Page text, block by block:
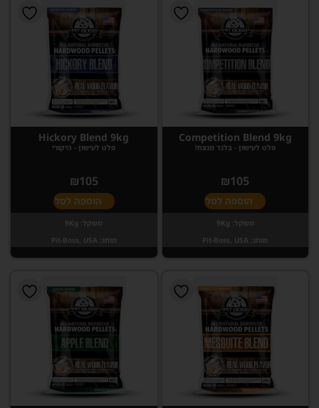
Competition Blend 9kg
פלט לעישון - בלנד מנצח!
₪105
הוספה לסל
משקל: 9Kg
מותג: Pit-Boss, USA
Hickory Blend 9kg
פלט לעישון - היקורי
₪105
הוספה לסל
משקל: 9Kg
מותג: Pit-Boss, USA